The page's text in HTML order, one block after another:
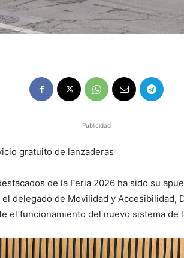
Publicidad
gratuito de lanzaderas
de la Feria 2026 ha sido su
delegado de Movilidad y Accesibilidad,
el funcionamiento del nuevo sistema de